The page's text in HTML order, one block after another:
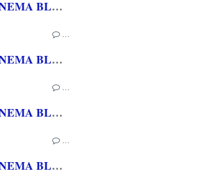
[REVUE CINEMA BLU-RAY] LA TOUR DE GLACE
…
[REVUE CINEMA BLU-RAY] SHELTER
…
[REVUE CINEMA BLU-RAY 4K] THE DESCENT
…
[REVUE CINEMA BLU-RAY] RETOUR A SILENT HILL